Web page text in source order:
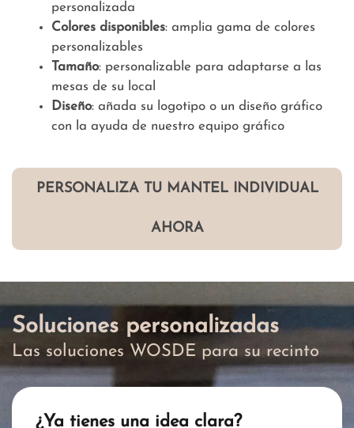
personalizada
Colores disponibles: amplia gama de colores
personalizables
Tamaño: personalizable para adaptarse a las
mesas de su local
Diseño: añada su logotipo o un diseño gráfico
con la ayuda de nuestro equipo gráfico
PERSONALIZA TU MANTEL INDIVIDUAL
AHORA
Soluciones personalizadas
Las soluciones WOSDE para su recinto
¿Ya tienes una idea clara?